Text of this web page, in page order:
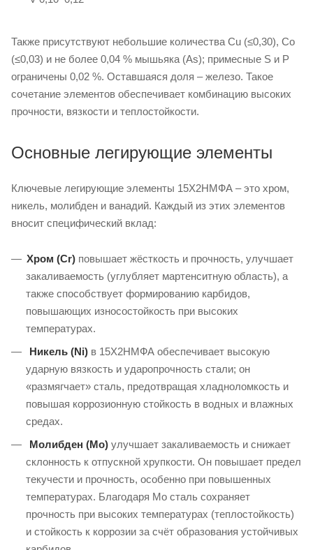
Также присутствуют небольшие количества Cu (≤0,30), Co
(≤0,03) и не более 0,04 % мышьяка (As); примесные S и P
ограничены 0,02 %. Оставшаяся доля – железо. Такое
сочетание элементов обеспечивает комбинацию высоких
прочности, вязкости и теплостойкости.
Основные легирующие элементы
Ключевые легирующие элементы 15Х2НМФА – это хром,
никель, молибден и ванадий. Каждый из этих элементов
вносит специфический вклад:
Хром (Cr) повышает жёсткость и прочность, улучшает
закаливаемость (углубляет мартенситную область), а
также способствует формированию карбидов,
повышающих износостойкость при высоких
температурах.
Никель (Ni) в 15Х2НМФА обеспечивает высокую
ударную вязкость и ударопрочность стали; он
«размягчает» сталь, предотвращая хладноломкость и
повышая коррозионную стойкость в водных и влажных
средах.
Молибден (Mo) улучшает закаливаемость и снижает
склонность к отпускной хрупкости. Он повышает предел
текучести и прочность, особенно при повышенных
температурах. Благодаря Mo сталь сохраняет
прочность при высоких температурах (теплостойкость)
и стойкость к коррозии за счёт образования устойчивых